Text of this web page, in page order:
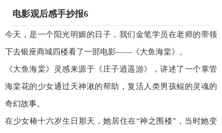
电影观后感手抄报6
今天，是一个阳光明媚的日子，我们金笔学员在老师的带领
下去银座商城四楼看了一部电影——《大鱼海棠》。
《大鱼海棠》灵感来源于《庄子逍遥游》，讲述了一个掌管
海棠花的少女通过天神湫的帮助，复活人类男孩鲲的灵魂的
奇幻故事。
在少女椿十六岁生日那天，她居住在“神之围楼”，当时她变